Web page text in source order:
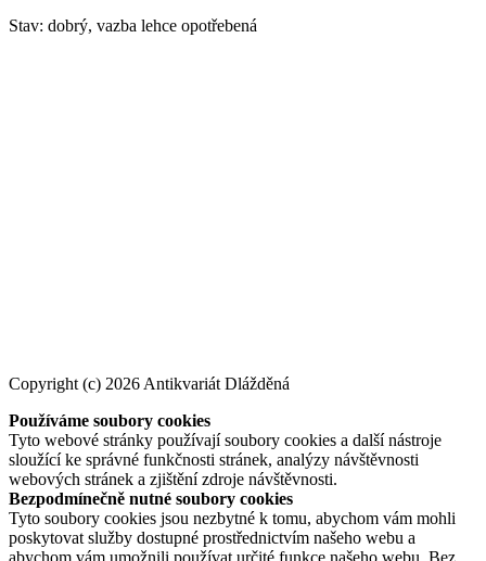
Stav: dobrý, vazba lehce opotřebená
Copyright (c) 2026 Antikvariát Dlážděná
Používáme soubory cookies
Tyto webové stránky používají soubory cookies a další nástroje
sloužící ke správné funkčnosti stránek, analýzy návštěvnosti
webových stránek a zjištění zdroje návštěvnosti.
Bezpodmínečně nutné soubory cookies
Tyto soubory cookies jsou nezbytné k tomu, abychom vám mohli
poskytovat služby dostupné prostřednictvím našeho webu a
abychom vám umožnili používat určité funkce našeho webu. Bez